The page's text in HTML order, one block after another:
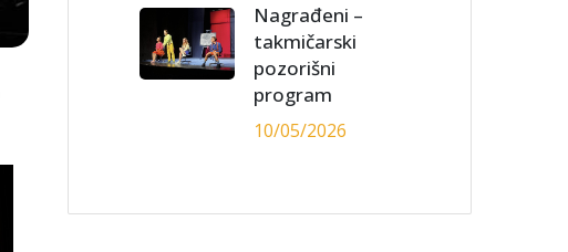
Nagrađeni –
takmičarski
pozorišni
program
10/05/2026